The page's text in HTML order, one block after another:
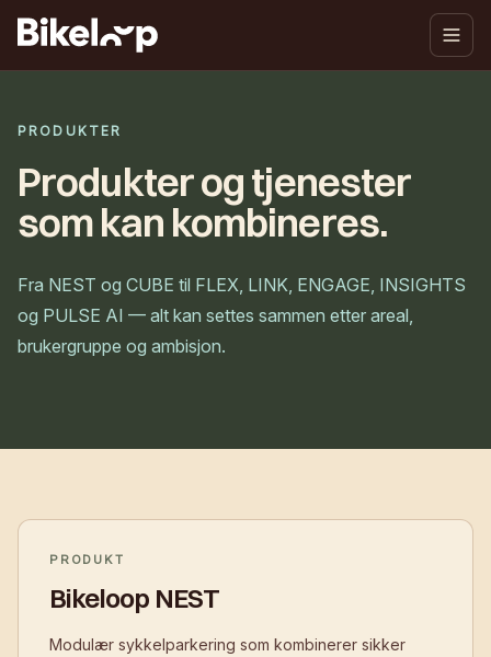
PRODUKTER
Produkter og tjenester
som kan kombineres.
Fra NEST og CUBE til FLEX, LINK, ENGAGE, INSIGHTS
og PULSE AI — alt kan settes sammen etter areal,
brukergruppe og ambisjon.
PRODUKT
Bikeloop NEST
Modulær sykkelparkering som kombinerer sikker